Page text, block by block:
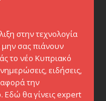
στην τεχνολογία
μην σας πιάνουν
το νέο Κυπριακό
ειδήσεις,
αφορά την
Εδώ θα γίνεις expert